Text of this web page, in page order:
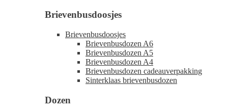
Brievenbusdoosjes
Brievenbusdoosjes
Brievenbusdozen A6
Brievenbusdozen A5
Brievenbusdozen A4
Brievenbusdozen cadeauverpakking
Sinterklaas brievenbusdozen
Dozen